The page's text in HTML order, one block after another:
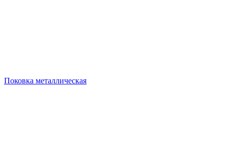
Поковка металлическая